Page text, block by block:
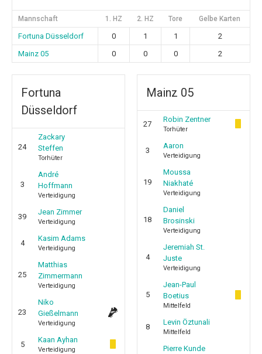
Mannschaft 1. HZ 2. HZ Tore Gelbe Karten
Fortuna Düsseldorf 0 1 1
2
Mainz 05
0 0 0 2
Fortuna
Düsseldorf
24
Zackary
Steffen
Torhüter
3
André
Hoffmann
Verteidigung
39
Jean Zimmer
Verteidigung
4
Kasim Adams
Verteidigung
25
Matthias
Zimmermann
Verteidigung
23
Niko
Gießelmann
Verteidigung
5
Kaan Ayhan
Verteidigung
Mainz 05
27
Robin Zentner
Torhüter
3
Aaron
Verteidigung
19
Moussa
Niakhaté
Verteidigung
18
Daniel
Brosinski
Verteidigung
4
Jeremiah St.
Juste
Verteidigung
5
Jean-Paul
Boetius
Mittelfeld
8
Levin Öztunali
Mittelfeld
Pierre Kunde